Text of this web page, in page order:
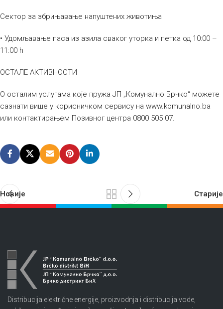
Сектор за збрињавање напуштених животиња
• Удомљавање паса из азила сваког уторка и петка од 10:00 –
11:00 h
ОСТАЛЕ АКТИВНОСТИ
О осталим услугама које пружа ЈП „Комунално Брчко“ можете
сазнати више у корисничком сервису на www.komunalno.ba
или контактирањем Позивног центра 0800 505 07.
Новије Старије
Distribucija električne energije, proizvodnja i distribucija vode,